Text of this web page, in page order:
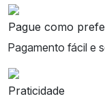
Pague como
Pagamento fácil e
Praticidade